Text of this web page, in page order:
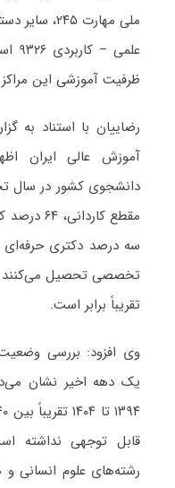
ظرفیت آموزشی این
رضاییان با استناد به
سه درصد دکتری حرفه‌ای
تخصصی تحصیل می‌کنند و
تقریباً برابر است.
وی افزود: بررسی
یک دهه اخیر نشان
قابل توجهی نداشته
رشته‌های علوم انسانی